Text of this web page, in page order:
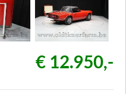
€ 12.950,-